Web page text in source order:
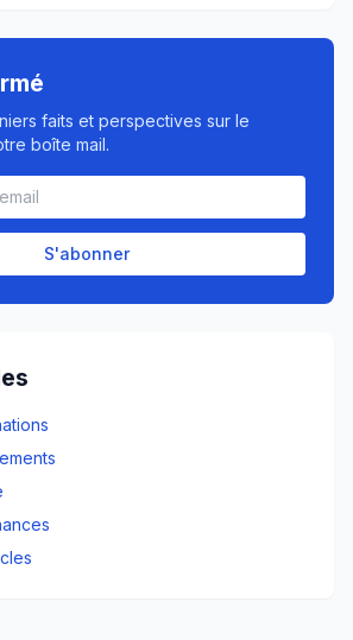
faits et perspectives sur le
boîte mail.
S'abonner